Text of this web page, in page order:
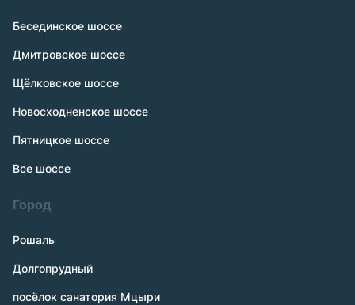
Бесединское шоссе
Дмитровское шоссе
Щёлковское шоссе
Новосходненское шоссе
Пятницкое шоссе
Все шоссе
Город
Рошаль
Долгопрудный
посёлок санатория Мцыри